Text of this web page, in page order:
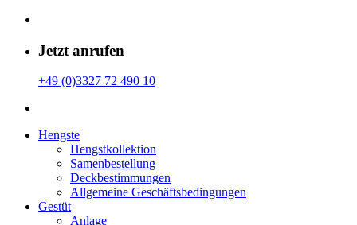
Jetzt anrufen
+49 (0)3327 72 490 10
Hengste
Hengstkollektion
Samenbestellung
Deckbestimmungen
Allgemeine Geschäfts­bedingungen
Gestüt
Anlage